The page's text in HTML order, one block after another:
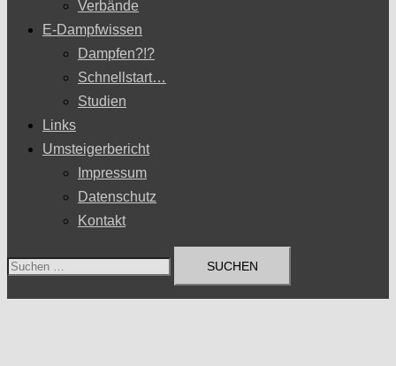
Verbände
E-Dampfwissen
Dampfen?!?
Schnellstart…
Studien
Links
Umsteigerbericht
Impressum
Datenschutz
Kontakt
Suchen